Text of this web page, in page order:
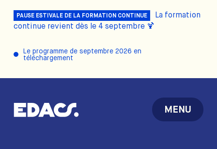
PAUSE ESTIVALE DE LA FORMATION CONTINUE
La formation
continue revient dès le 4 septembre 🍹
Le programme de septembre 2026 en
téléchargement
MENU